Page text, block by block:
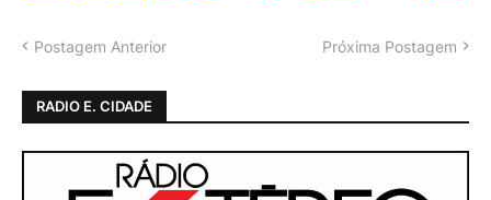
Postagem Anterior Próxima Postagem
RADIO E. CIDADE